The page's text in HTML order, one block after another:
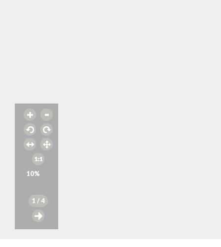
10%
1 / 4